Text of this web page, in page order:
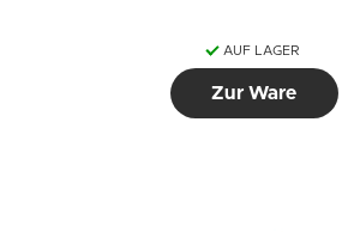
AUF LAGER
Zur Ware